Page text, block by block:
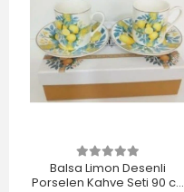
Balsa Limon Desenli
Porselen Kahve Seti 90 cc